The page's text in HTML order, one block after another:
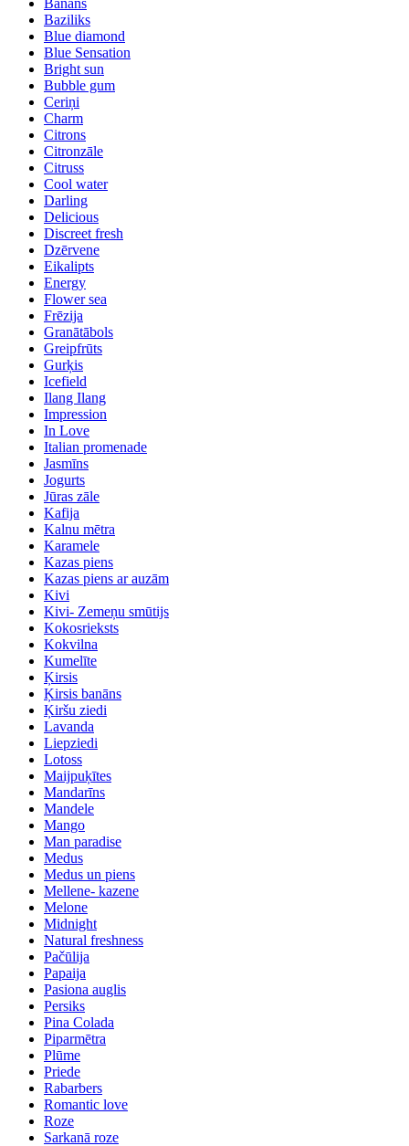
Banāns
Baziliks
Blue diamond
Blue Sensation
Bright sun
Bubble gum
Ceriņi
Charm
Citrons
Citronzāle
Citruss
Cool water
Darling
Delicious
Discreet fresh
Dzērvene
Eikalipts
Energy
Flower sea
Frēzija
Granātābols
Greipfrūts
Gurķis
Icefield
Ilang Ilang
Impression
In Love
Italian promenade
Jasmīns
Jogurts
Jūras zāle
Kafija
Kalnu mētra
Karamele
Kazas piens
Kazas piens ar auzām
Kivi
Kivi- Zemeņu smūtijs
Kokosrieksts
Kokvilna
Kumelīte
Ķirsis
Ķirsis banāns
Ķiršu ziedi
Lavanda
Liepziedi
Lotoss
Maijpuķītes
Mandarīns
Mandele
Mango
Man paradise
Medus
Medus un piens
Mellene- kazene
Melone
Midnight
Natural freshness
Pačūlija
Papaija
Pasiona auglis
Persiks
Pina Colada
Piparmētra
Plūme
Priede
Rabarbers
Romantic love
Roze
Sarkanā roze